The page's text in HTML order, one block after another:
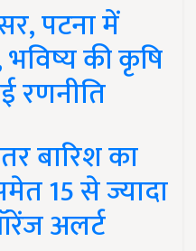
पटना में
की कृषि
रणनीति
बारिश का
15 से ज्यादा
अलर्ट